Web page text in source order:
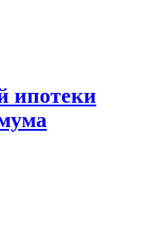
ипотеки